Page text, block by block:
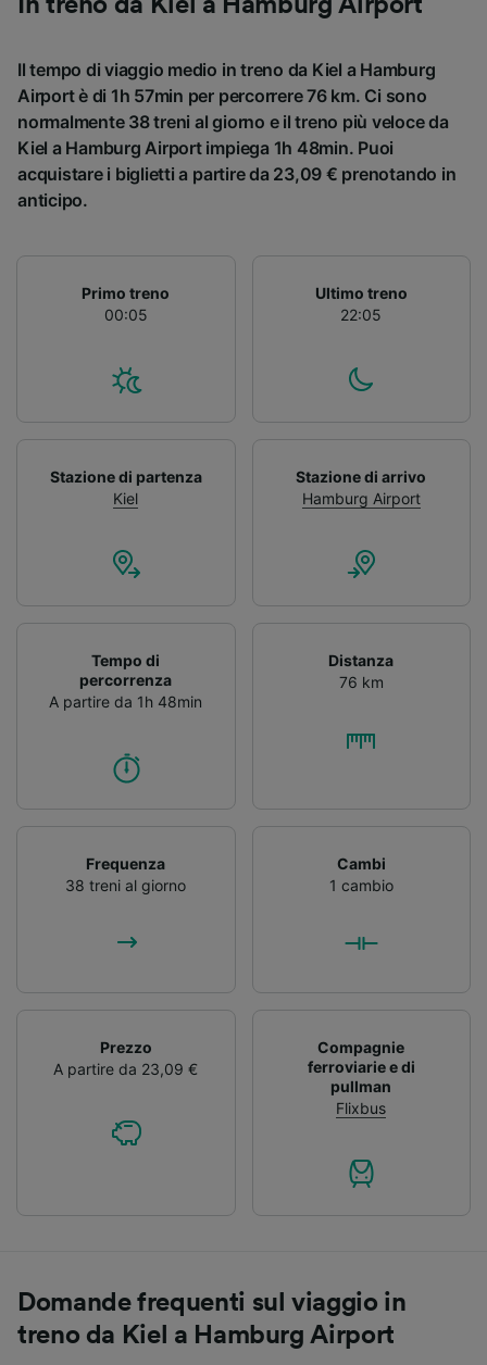
In treno da Kiel a Hamburg Airport
Il tempo di viaggio medio in treno da Kiel a Hamburg
Airport è di 1h 57min per percorrere 76 km. Ci sono
normalmente 38 treni al giorno e il treno più veloce da
Kiel a Hamburg Airport impiega 1h 48min. Puoi
acquistare i biglietti a partire da 23,09 € prenotando in
anticipo.
Primo treno
00:05
Ultimo treno
22:05
Stazione di partenza
Kiel
Stazione di arrivo
Hamburg Airport
Tempo di
percorrenza
A partire da 1h 48min
Distanza
76 km
Frequenza
38 treni al giorno
Cambi
1 cambio
Prezzo
A partire da 23,09 €
Compagnie
ferroviarie e di
pullman
Flixbus
Domande frequenti sul viaggio in
treno da Kiel a Hamburg Airport